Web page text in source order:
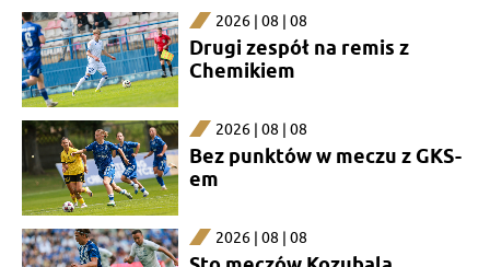
2026 | 08 | 08
Drugi zespół na remis z
Chemikiem
2026 | 08 | 08
Bez punktów w meczu z GKS-
em
2026 | 08 | 08